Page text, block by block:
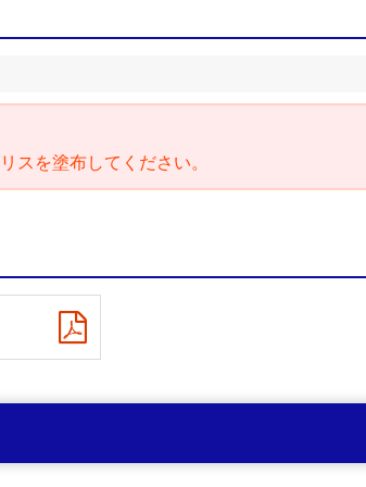
スを塗布してください。